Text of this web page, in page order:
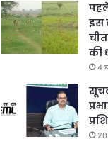
इस
की
4